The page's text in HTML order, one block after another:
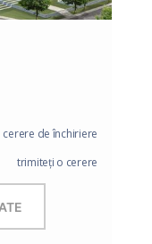
cerere de închiriere
trimiteți o cerere